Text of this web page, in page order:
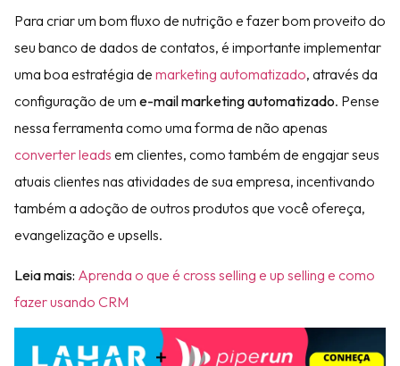
Para criar um bom fluxo de nutrição e fazer bom proveito do
seu banco de dados de contatos, é importante implementar
uma boa estratégia de marketing automatizado, através da
configuração de um e-mail marketing automatizado. Pense
nessa ferramenta como uma forma de não apenas
converter leads em clientes, como também de engajar seus
atuais clientes nas atividades de sua empresa, incentivando
também a adoção de outros produtos que você ofereça,
evangelização e upsells.
Leia mais: Aprenda o que é cross selling e up selling e como
fazer usando CRM